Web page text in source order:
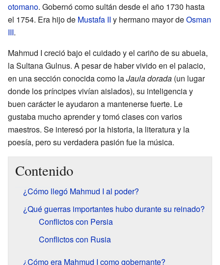
otomano. Gobernó como sultán desde el año 1730 hasta
el 1754. Era hijo de Mustafa II y hermano mayor deOsman
III.
Mahmud I creció bajo el cuidado y el cariño de su abuela,
la Sultana Gulnus. A pesar de haber vivido en el palacio,
en una sección conocida como laJaula dorada (un lugar
donde los príncipes vivían aislados), su inteligencia y
buen carácter le ayudaron a mantenerse fuerte. Le
gustaba mucho aprender y tomó clases con varios
maestros. Se interesó por la historia, la literatura y la
poesía, pero su verdadera pasión fue la música.
Contenido
¿Cómo llegó Mahmud I al poder?
¿Qué guerras importantes hubo durante su reinado?
Conflictos con Persia
Conflictos con Rusia
¿Cómo era Mahmud I como gobernante?